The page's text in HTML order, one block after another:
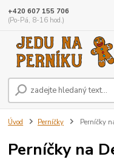
+420 607 155 706
(Po-Pá, 8-16 hod.)
Úvod Perníčky Perníčky
Perníčky na